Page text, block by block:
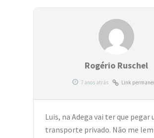
Rogério Ruschel
Link
Luis, na Adega vai ter que pegar
transporte privado. Não me